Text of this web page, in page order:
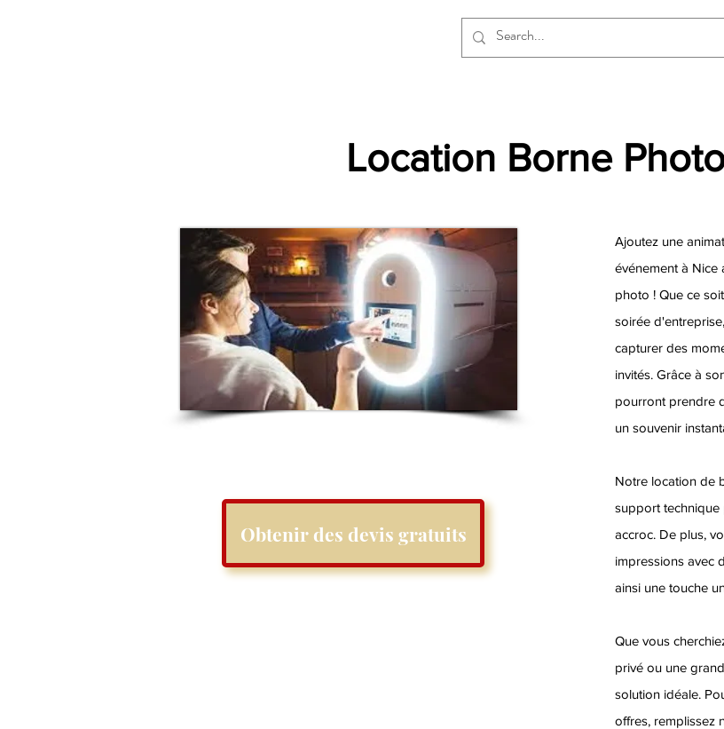
Location Borne
Obtenir des devis gratuits
Ajoutez une
événement à
photo ! Que ce
soirée
capturer des
invités. Grâce à
pourront prendre
un souvenir
Notre location de
support
accroc. De plus,
impressions avec
ainsi une touche
Que vous
privé ou une
solution idéale.
offres, remplissez